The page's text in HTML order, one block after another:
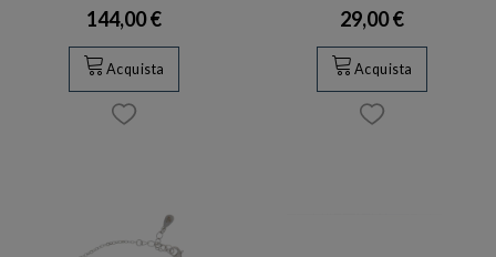
144,00 €
Acquista
29,00 €
Acquista